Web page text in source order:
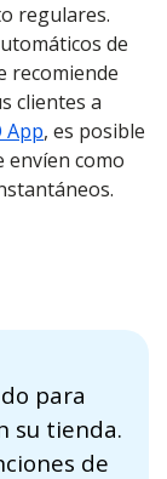
regulares.
de
recomiende
clientes a
App, es posible
envíen como
para
su tienda.
de